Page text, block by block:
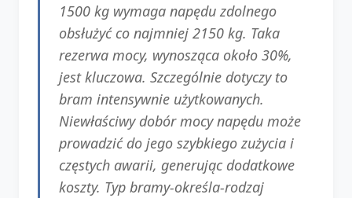
1500 kg wymaga napędu zdolnego
obsłużyć co najmniej 2150 kg. Taka
rezerwa mocy, wynosząca około 30%,
jest kluczowa. Szczególnie dotyczy to
bram intensywnie użytkowanych.
Niewłaściwy dobór mocy napędu może
prowadzić do jego szybkiego zużycia i
częstych awarii, generując dodatkowe
koszty. Typ bramy-określa-rodzaj